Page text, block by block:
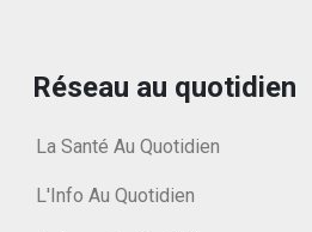
Réseau au quotidien
La Santé Au Quotidien
L'Info Au Quotidien